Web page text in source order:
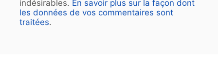
indésirables. En savoir plus sur la façon dont
les données de vos commentaires sont
traitées.